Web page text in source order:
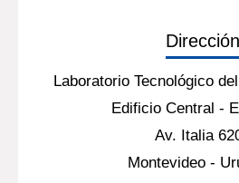
Dirección
Laboratorio Tecnológico
Edificio Central -
Av. Italia
Montevideo -